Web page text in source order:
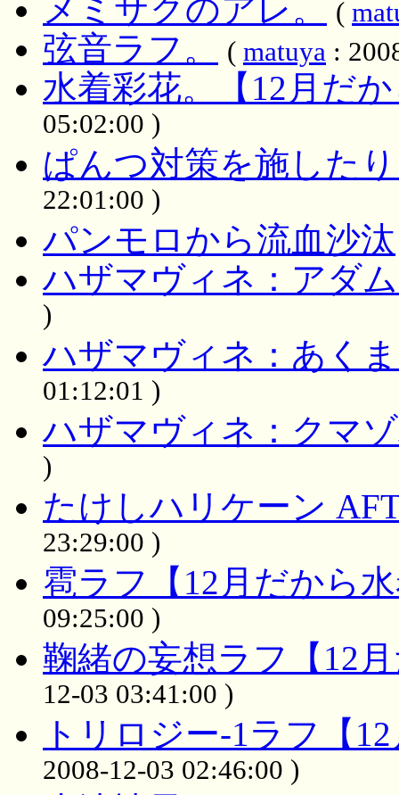
メミサクのアレ。
(
弦音ラフ。 ( matuya :
水着彩花。【12月だ
05:02:00 )
ぱんつ対策を施した
22:01:00 )
パンモロから流血沙汰
ハザマヴィネ：アダ
)
ハザマヴィネ：あく
01:12:01 )
ハザマヴィネ：クマ
)
たけしハリケーン
23:29:00 )
雹ラフ【12月だから
09:25:00 )
鞠緒の妄想ラフ【12
12-03 03:41:00 )
トリロジー-1ラフ【
2008-12-03 02:46:00 )